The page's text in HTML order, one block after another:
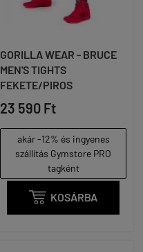
GORILLA WEAR - BRUCE
MEN'S TIGHTS
FEKETE/PIROS
23 590 Ft
akár -12% és ingyenes
szállítás Gymstore PRO
tagként
 KOSÁRBA